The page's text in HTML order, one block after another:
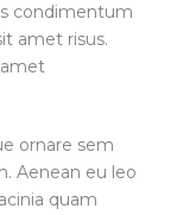
condimentum
amet risus.
ornare sem
Aenean eu leo
quam